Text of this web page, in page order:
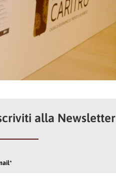
alla Newsletter